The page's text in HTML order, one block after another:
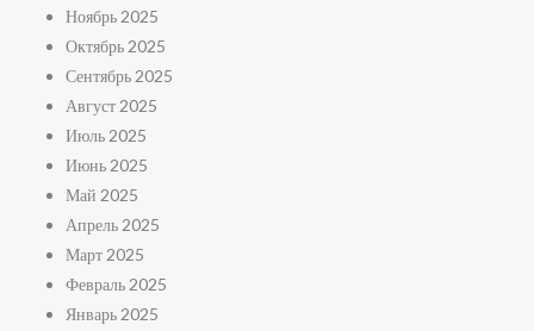
Ноябрь 2025
Октябрь 2025
Сентябрь 2025
Август 2025
Июль 2025
Июнь 2025
Май 2025
Апрель 2025
Март 2025
Февраль 2025
Январь 2025